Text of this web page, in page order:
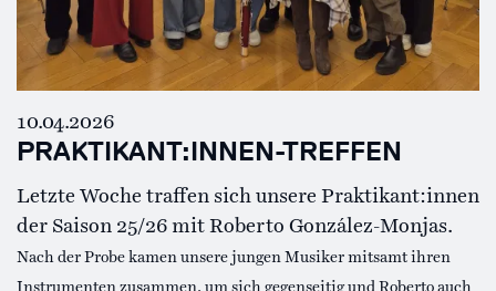
10.04.2026
PRAKTIKANT:INNEN-TREFFEN
Letzte Woche traffen sich unsere Praktikant:innen
der Saison 25/26 mit Roberto González-Monjas.
Nach der Probe kamen unsere jungen Musiker mitsamt ihren